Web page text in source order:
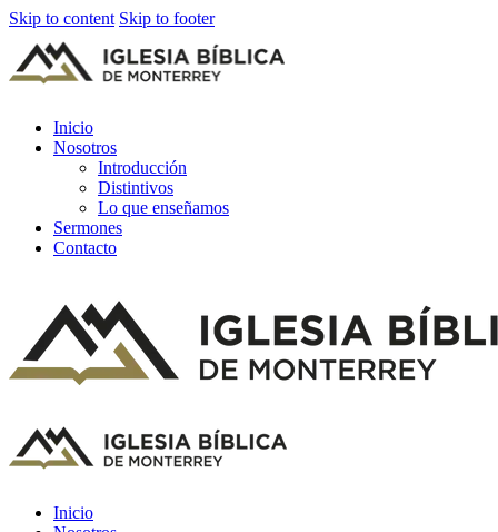
Skip to content Skip to footer
Inicio
Nosotros
Introducción
Distintivos
Lo que enseñamos
Sermones
Contacto
Inicio